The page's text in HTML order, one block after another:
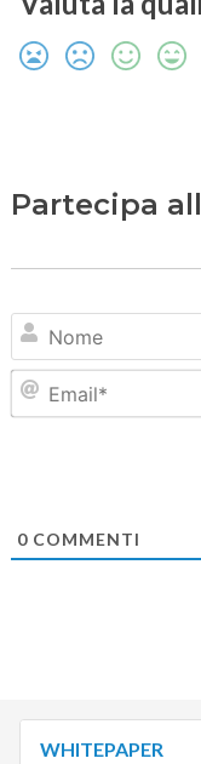
Partecipa
0COMMENTI
WHITEPAPER